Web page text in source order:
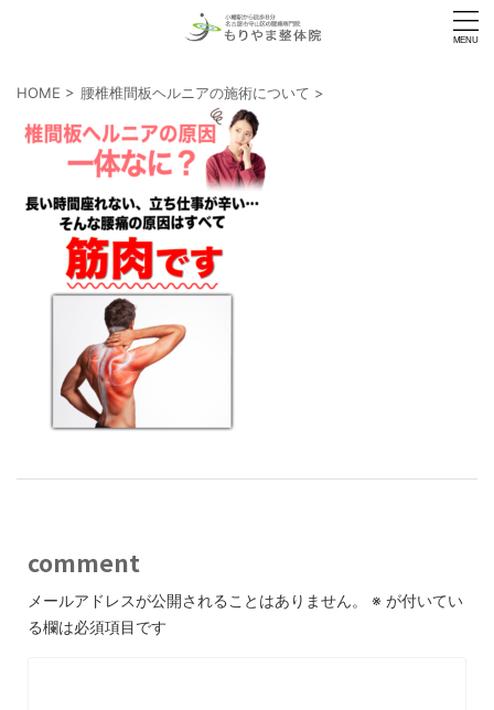
HOME > 腰椎椎間板ヘルニアの施術について >
comment
メールアドレスが公開されることはありません。 ※ が付いてい
る欄は必須項目です